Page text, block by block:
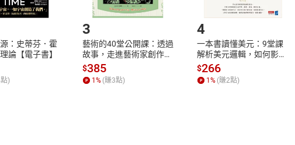
Step2.登入帳號，下載書籍後看書
：史蒂芬．霍
論【電子書】
點)
3
藝術的40堂公開課：透過
故事，走進藝術家創作現
場，看藝術如何誕生、如
何形塑人類生活【電子
書】
$385
1% (賺3點)
4
一本書讀懂美元：9堂課
解析美元邏輯，如何影響
全球經濟和每個人的投資
【電子書】
$266
1% (賺2點)